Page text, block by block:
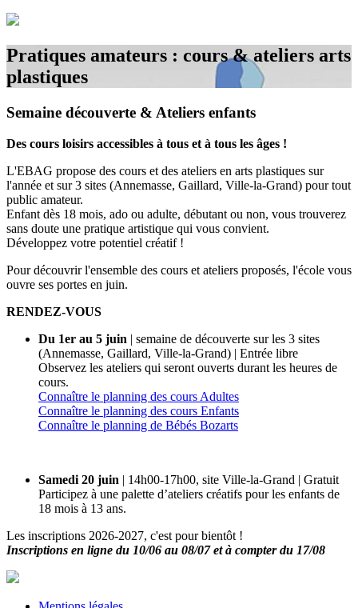
Pratiques amateurs : cours & ateliers arts
plastiques
Semaine découverte & Ateliers enfants
Des cours loisirs accessibles à tous et à tous les âges !
L'EBAG propose des cours et des ateliers en arts plastiques sur
l'année et sur 3 sites (Annemasse, Gaillard, Ville-la-Grand) pour tout
public amateur.
Enfant dès 18 mois, ado ou adulte, débutant ou non, vous trouverez
sans doute une pratique artistique qui vous convient.
Développez votre potentiel créatif !
Pour découvrir l'ensemble des cours et ateliers proposés, l'école vous
ouvre ses portes en juin.
RENDEZ-VOUS
Du 1er au 5 juin | semaine de découverte sur les 3 sites
(Annemasse, Gaillard, Ville-la-Grand) | Entrée libre
Observez les ateliers qui seront ouverts durant les heures de
cours.
Connaître le planning des cours Adultes
Connaître le planning des cours Enfants
Connaître le planning de Bébés Bozarts
Samedi 20 juin | 14h00-17h00, site Ville-la-Grand | Gratuit
Participez à une palette d’ateliers créatifs pour les enfants de
18 mois à 13 ans.
Les inscriptions 2026-2027, c'est pour bientôt !
Inscriptions en ligne du 10/06 au 08/07 et à compter du 17/08